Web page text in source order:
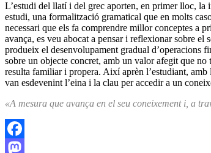
L’estudi del llatí i del grec aporten, en primer lloc, la
estudi, una formalització gramatical que en molts
necessari que els fa comprendre millor conceptes a
avança, es veu abocat a pensar i reflexionar sobre el
produeix el desenvolupament gradual d’operacions
sobre un objecte concret, amb un valor afegit que no
resulta familiar i propera. Així aprèn l’estudiant,
van esdevenint l’eina i la clau per accedir a un
«A mesura que avança en el seu coneixement i, a
Facebook